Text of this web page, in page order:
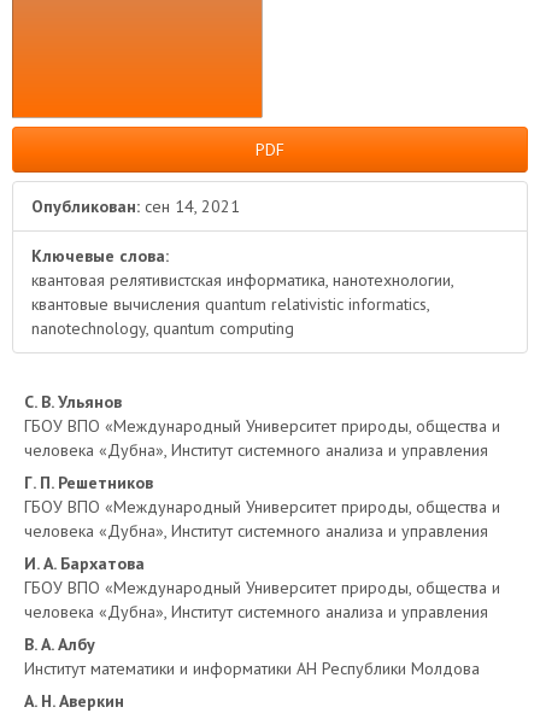
PDF
Опубликован: сен 14, 2021
Ключевые слова:
квантовая релятивистская информатика, нанотехнологии,
квантовые вычисления quantum relativistic informatics,
nanotechnology, quantum computing
Основное
содержимое
статьи
С. В. Ульянов
ГБОУ ВПО «Международный Университет природы, общества и
человека «Дубна», Институт системного анализа и управления
Г. П. Решетников
ГБОУ ВПО «Международный Университет природы, общества и
человека «Дубна», Институт системного анализа и управления
И. А. Бархатова
ГБОУ ВПО «Международный Университет природы, общества и
человека «Дубна», Институт системного анализа и управления
В. А. Албу
Институт математики и информатики АН Республики Молдова
А. Н. Аверкин